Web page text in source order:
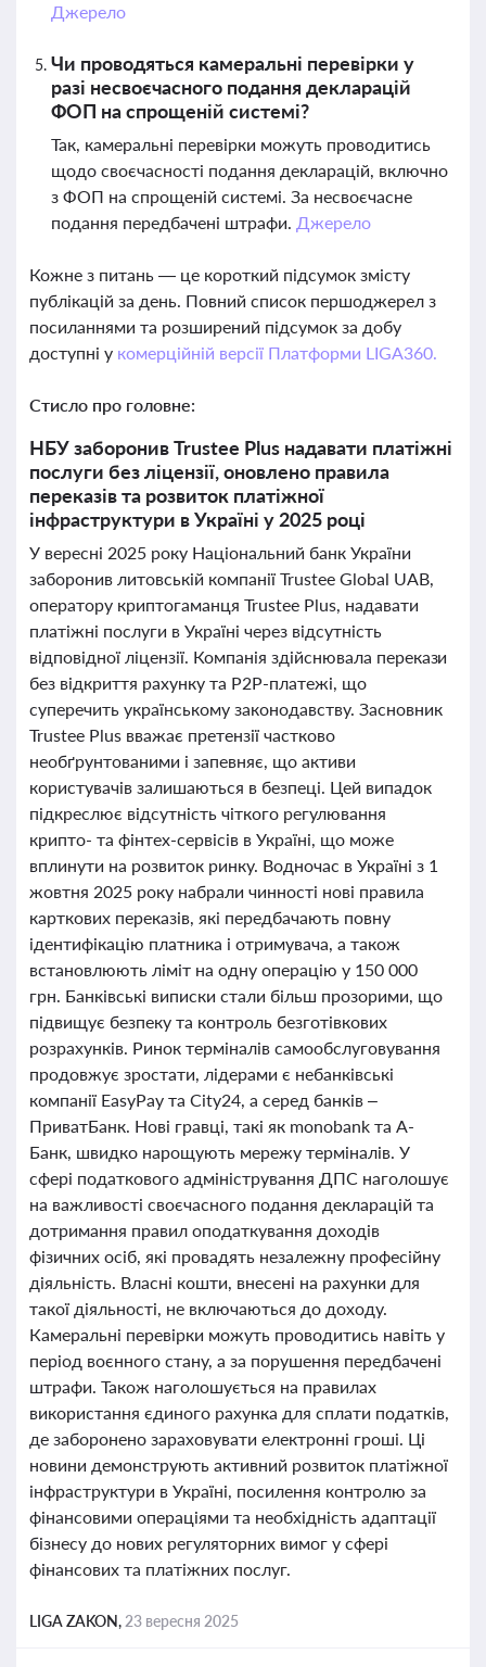
Джерело
Чи проводяться камеральні перевірки у
разі несвоєчасного подання декларацій
ФОП на спрощеній системі?
Так, камеральні перевірки можуть проводитись
щодо своєчасності подання декларацій, включно
з ФОП на спрощеній системі. За несвоєчасне
подання передбачені штрафи. Джерело
Кожне з питань — це короткий підсумок змісту
публікацій за день. Повний список першоджерел з
посиланнями та розширений підсумок за добу
доступні у комерційній версії Платформи LIGA360.
Стисло про головне:
НБУ заборонив Trustee Plus надавати платіжні
послуги без ліцензії, оновлено правила
переказів та розвиток платіжної
інфраструктури в Україні у 2025 році
У вересні 2025 року Національний банк України
заборонив литовській компанії Trustee Global UAB,
оператору криптогаманця Trustee Plus, надавати
платіжні послуги в Україні через відсутність
відповідної ліцензії. Компанія здійснювала перекази
без відкриття рахунку та P2P-платежі, що
суперечить українському законодавству. Засновник
Trustee Plus вважає претензії частково
необґрунтованими і запевняє, що активи
користувачів залишаються в безпеці. Цей випадок
підкреслює відсутність чіткого регулювання
крипто- та фінтех-сервісів в Україні, що може
вплинути на розвиток ринку. Водночас в Україні з 1
жовтня 2025 року набрали чинності нові правила
карткових переказів, які передбачають повну
ідентифікацію платника і отримувача, а також
встановлюють ліміт на одну операцію у 150 000
грн. Банківські виписки стали більш прозорими, що
підвищує безпеку та контроль безготівкових
розрахунків. Ринок терміналів самообслуговування
продовжує зростати, лідерами є небанківські
компанії EasyPay та City24, а серед банків –
ПриватБанк. Нові гравці, такі як monobank та А-
Банк, швидко нарощують мережу терміналів. У
сфері податкового адміністрування ДПС наголошує
на важливості своєчасного подання декларацій та
дотримання правил оподаткування доходів
фізичних осіб, які провадять незалежну професійну
діяльність. Власні кошти, внесені на рахунки для
такої діяльності, не включаються до доходу.
Камеральні перевірки можуть проводитись навіть у
період воєнного стану, а за порушення передбачені
штрафи. Також наголошується на правилах
використання єдиного рахунка для сплати податків,
де заборонено зараховувати електронні гроші. Ці
новини демонструють активний розвиток платіжної
інфраструктури в Україні, посилення контролю за
фінансовими операціями та необхідність адаптації
бізнесу до нових регуляторних вимог у сфері
фінансових та платіжних послуг.
LIGA ZAKON, 23 вересня 2025